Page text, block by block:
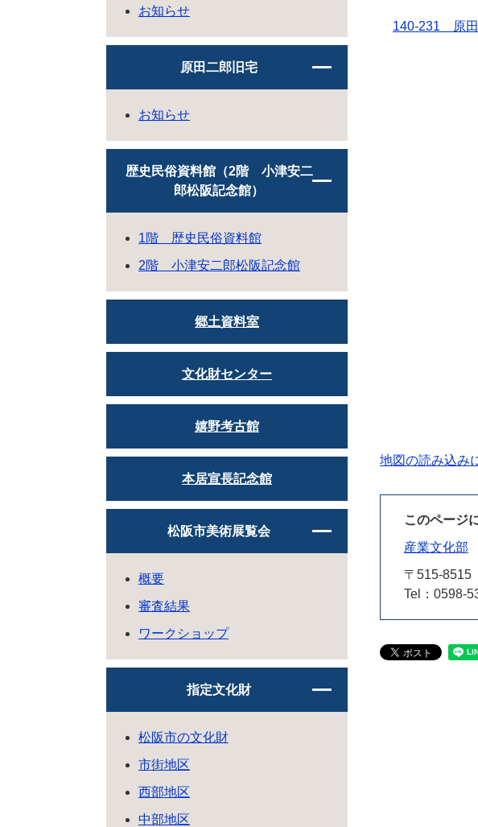
140-231 原
地図の読み込み
このページ
産業文化部
〒515-8515
Tel：0598-
お知らせ
原田二郎旧宅
お知らせ
歴史民俗資料館（2階 小津安二
郎松阪記念館）
1階 歴史民俗資料館
2階 小津安二郎松阪記念館
郷土資料室
文化財センター
嬉野考古館
本居宣長記念館
松阪市美術展覧会
概要
審査結果
ワークショップ
指定文化財
松阪市の文化財
市街地区
西部地区
中部地区